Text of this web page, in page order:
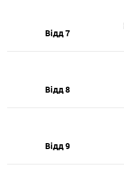
Відд 7
Відд 8
Відд 9